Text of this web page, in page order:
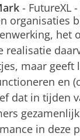
- FutureXL
organisaties
het
realisatie
maar
en
dat in tijden
in deze